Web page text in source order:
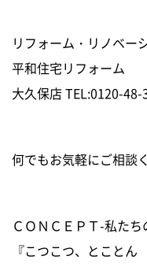
リフォーム・リノベー
平和住宅リフォーム
大久保店 TEL:0120-
何でもお気軽にご相談
ＣＯＮＣＥＰＴ-私たち
『こつこつ、とこと